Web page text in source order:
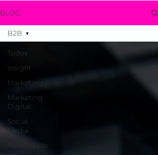
BLOG
Todos
Insight
Marketing
Marketing
Digital
Social
Media
Publicidade
B2B